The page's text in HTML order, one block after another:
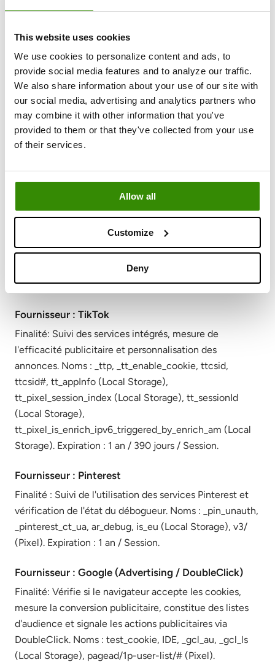
This website uses cookies
We use cookies to personalize content and ads, to
provide social media features and to analyze our traffic.
We also share information about your use of our site with
our social media, advertising and analytics partners who
may combine it with other information that you've
provided to them or that they've collected from your use
of their services.
Allow all
Customize
Deny
gb_checkout_attribution (Local Storage). Expiration :
Cookies marketing (Marketing)
Utilisés pour suivre les visiteurs sur les sites Web afin
d'afficher des publicités pertinentes et attrayantes.
Fournisseur : Facebook (Meta)
Finalité : Fournit des produits publicitaires, enregistre
l'URL source et détecte les erreurs de tracking. Noms :
lastExternalReferrerTime (Local Storage), log/error
Fournisseur :: Microsoft Advertising / Bing
Finalité: Suit les visiteurs sur différents sites pour la
mesure publicitaire et le ciblage via Microsoft
Advertising et Bing. Noms : ANONCHK, MR, MUID, SM,
SRM_B. Expiration : Jusqu'à 1 an / Session.
Fournisseur : TikTok
Finalité: Suivi des services intégrés, mesure de
l'efficacité publicitaire et personnalisation des
annonces. Noms : _ttp, _tt_enable_cookie, ttcsid,
ttcsid#, tt_appInfo (Local Storage),
tt_pixel_session_index (Local Storage), tt_sessionId
(Local Storage),
tt_pixel_is_enrich_ipv6_triggered_by_enrich_am (Local
Storage). Expiration : 1 an / 390 jours / Session.
Fournisseur : Pinterest
Finalité : Suivi de l'utilisation des services Pinterest et
vérification de l'état du débogueur. Noms : _pin_unauth,
_pinterest_ct_ua, ar_debug, is_eu (Local Storage), v3/
(Pixel). Expiration : 1 an / Session.
Fournisseur : Google (Advertising / DoubleClick)
Finalité: Vérifie si le navigateur accepte les cookies,
mesure la conversion publicitaire, constitue des listes
d'audience et signale les actions publicitaires via
DoubleClick. Noms : test_cookie, IDE, _gcl_au, _gcl_ls
(Local Storage), pagead/1p-user-list/# (Pixel).